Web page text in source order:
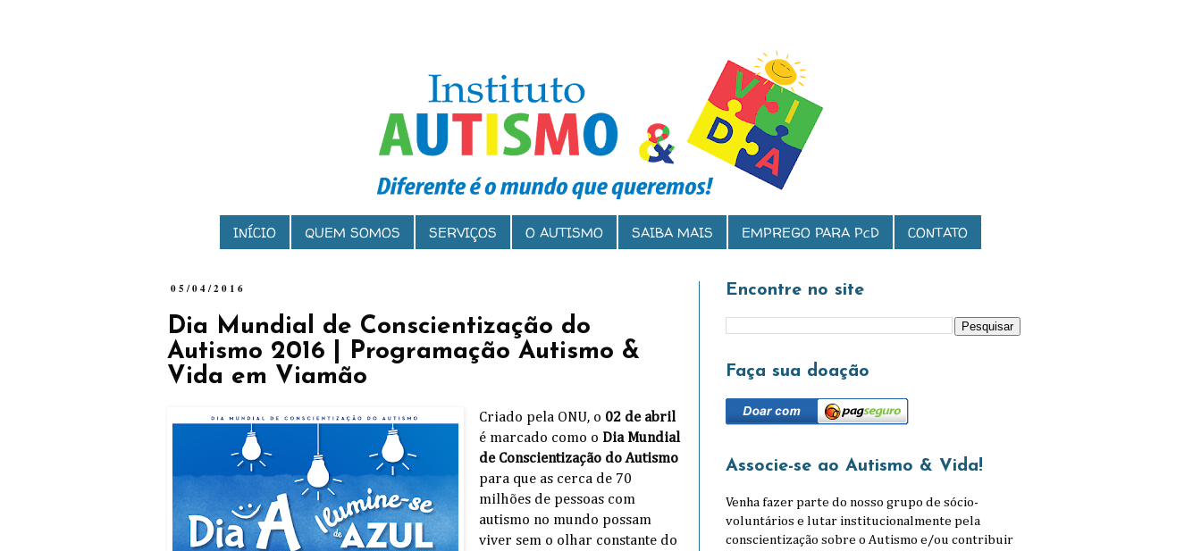
INÍCIO QUEM SOMOS SERVIÇOS O AUTISMO SAIBA MAIS EMPREGO PARA PcD CONTATO
05/04/2016
Dia Mundial de Conscientização do
Autismo 2016 | Programação Autismo &
Vida em Viamão
Criado pela ONU, o 02 de abril
é marcado como o Dia Mundial
de Conscientização do Autismo
para que as cerca de 70
milhões de pessoas com
autismo no mundo possam
viver sem o olhar constante do
Encontre no site
Faça sua doação
Associe-se ao Autismo & Vida!
Venha fazer parte do nosso grupo de sócio-
voluntários e lutar institucionalmente pela
conscientização sobre o Autismo e/ou contribuir